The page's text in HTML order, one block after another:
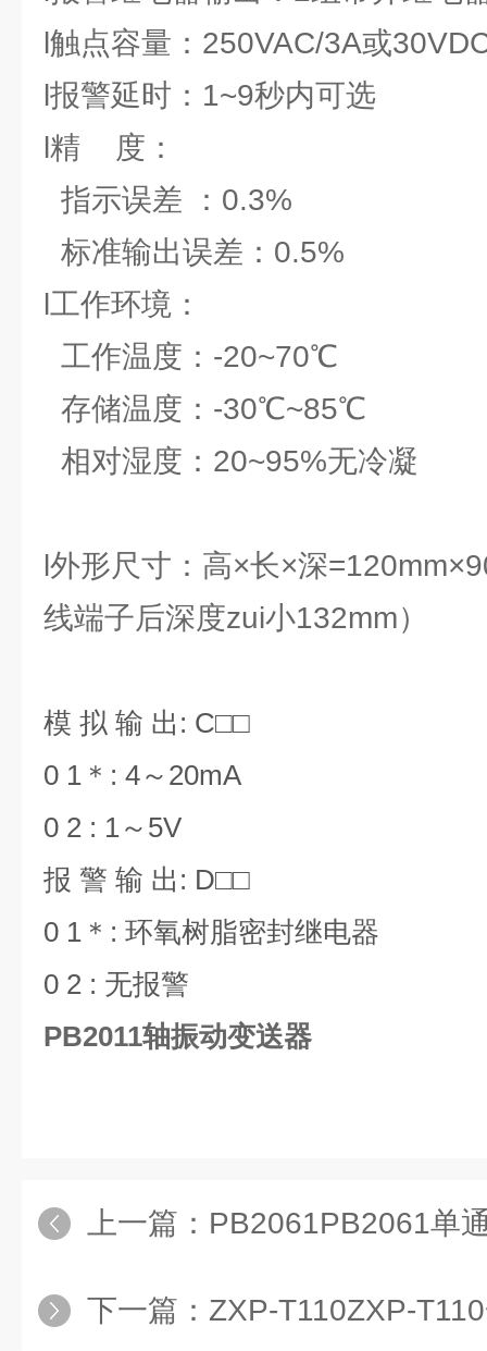
l触点容量：250VAC/3A或
l报警延时：1~9秒内可选
l精 度：
指示误差 ：0.3%
标准输出误差：0.5%
l工作环境：
工作温度：-20~70℃
存储温度：-30℃~85℃
相对湿度：20~95%无冷凝
l外形尺寸：高×长×深
线端子后深度zui小132mm）
模 拟 输 出: C□□
0 1＊: 4～20mA
0 2 : 1～5V
报 警 输 出: D□□
0 1＊: 环氧树脂密封继电器
0 2 : 无报警
PB2011轴振动变送器
上一篇： PB2061PB2061单
下一篇： ZXP-T110ZXP-T110一体化